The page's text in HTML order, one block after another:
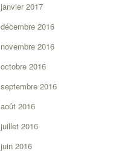
janvier 2017
décembre 2016
novembre 2016
octobre 2016
septembre 2016
août 2016
juillet 2016
juin 2016